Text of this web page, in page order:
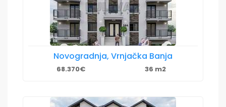
Novogradnja, Vrnjačka Banja
68.370€ 36 m2